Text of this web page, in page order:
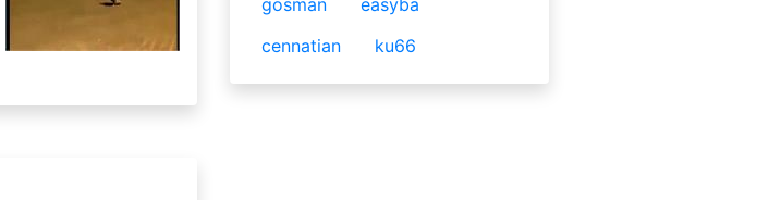
gosman
easyba
cennatian
ku66